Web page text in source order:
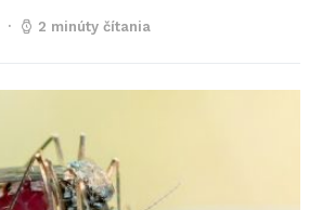
2 minúty čítania